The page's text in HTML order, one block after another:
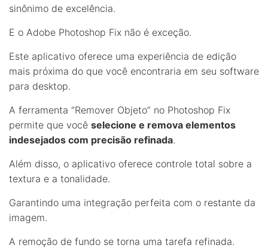
sinônimo de excelência.
E o Adobe Photoshop Fix não é exceção.
Este aplicativo oferece uma experiência de edição
mais próxima do que você encontraria em seu software
para desktop.
A ferramenta “Remover Objeto” no Photoshop Fix
permite que você selecione e remova elementos
indesejados com precisão refinada.
Além disso, o aplicativo oferece controle total sobre a
textura e a tonalidade.
Garantindo uma integração perfeita com o restante da
imagem.
A remoção de fundo se torna uma tarefa refinada.